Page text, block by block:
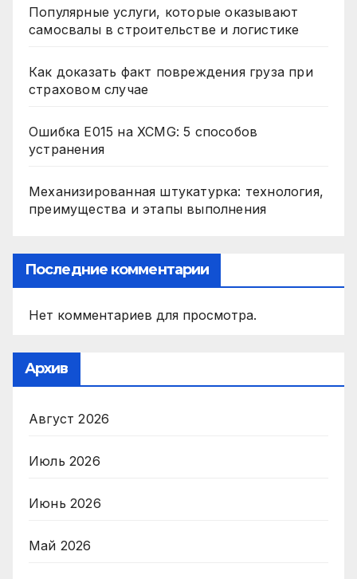
Популярные услуги, которые оказывают
самосвалы в строительстве и логистике
Как доказать факт повреждения груза при
страховом случае
Ошибка E015 на XCMG: 5 способов
устранения
Механизированная штукатурка: технология,
преимущества и этапы выполнения
Последние комментарии
Нет комментариев для просмотра.
Архив
Август 2026
Июль 2026
Июнь 2026
Май 2026